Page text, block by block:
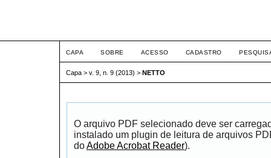
CAPA SOBRE ACESSO CADASTRO
Capa > v. 9, n. 9 (2013) > NETTO
O arquivo PDF selecionado deve ser
instalado um plugin de leitura de arquivos
doAdobe Acrobat Reader).